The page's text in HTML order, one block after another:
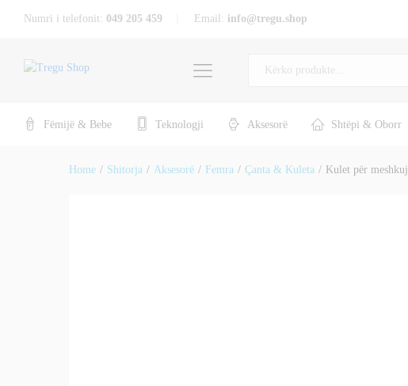
Numri i telefonit: 049 205 459 Email: info@tregu.shop
Të gjitha
Fëmijë & Bebe Teknologji Aksesorë Shtëpi & Oborr
Home / Shitorja / Aksesorë / Femra / Çanta & Kuleta / Kulet për meshkuj
Përshkrimi Specifikat Përshtypje (0)